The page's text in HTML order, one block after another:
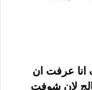
انا عرفت ان
لان شوفت